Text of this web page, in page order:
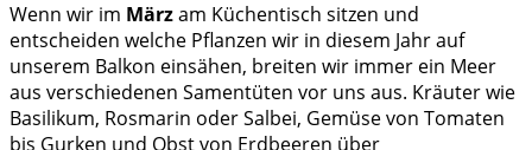
Wenn wir im Märzam Küchentisch sitzen und
entscheiden welche Pflanzen wir in diesem Jahr auf
unserem Balkon einsähen, breiten wir immer ein Meer
aus verschiedenen Samentüten vor uns aus. Kräuter wie
Basilikum, Rosmarin oder Salbei, Gemüse von Tomaten
bis Gurken und Obst von Erdbeeren über